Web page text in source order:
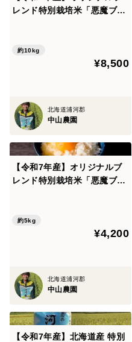
とが少ないです。
＜発送・保管方法＞
商品到着後の保管は日の
管、冷蔵庫の保管などし
レンド特別栽培米「悪魔ブレ
約10kg
¥8,500
北海道浦河郡
中山農園
【令和7年産】オリジナルブ
レンド特別栽培米「悪魔ブレ
約5kg
¥4,200
北海道浦河郡
中山農園
【令和7年産】北海道産 特別